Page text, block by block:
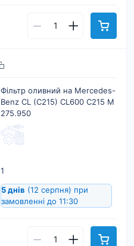
Фільтр оливний на Mercedes-
Benz CL (C215) CL600 C215 M
275.950
1
5 днів (12 серпня) при
замовленні до 11:30